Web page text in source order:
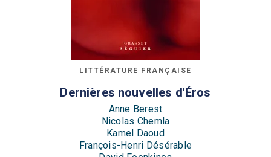
LITTÉRATURE FRANÇAISE
Dernières nouvelles d'Éros
Anne Berest
Nicolas Chemla
Kamel Daoud
François-Henri Désérable